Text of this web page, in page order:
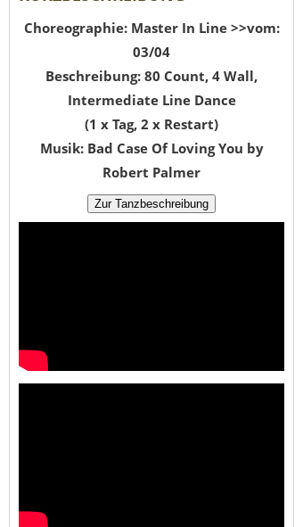
Choreographie: Master In Line >>vom:
03/04
Beschreibung: 80 Count, 4 Wall,
Intermediate Line Dance
(1 x Tag, 2 x Restart)
Musik: Bad Case Of Loving You by
Robert Palmer